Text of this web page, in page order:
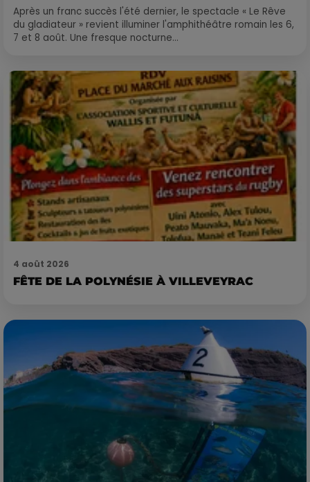
Après un franc succès l'été dernier, le spectacle « Le Rêve
du gladiateur » revient illuminer l'amphithéâtre romain les 6,
7 et 8 août. Une fresque nocturne...
4 août 2026
FÊTE DE LA POLYNÉSIE À VILLEVEYRAC